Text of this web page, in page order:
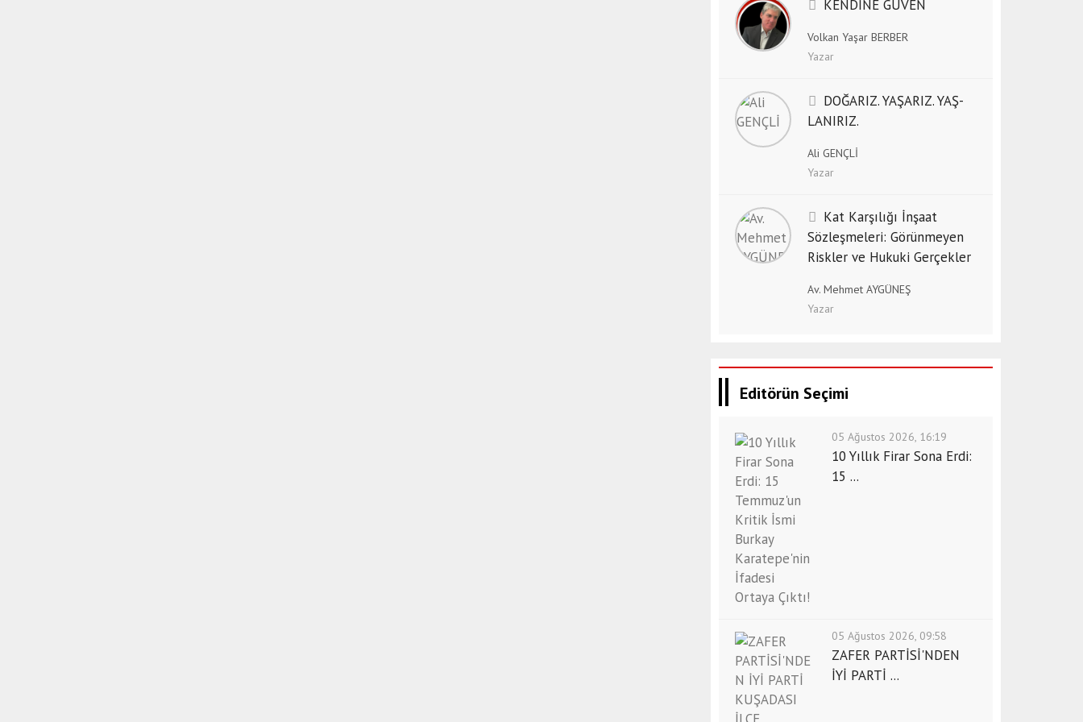
KENDİNE GÜVEN
Volkan Yaşar BERBER
Yazar
DO­ĞA­RIZ. YA­ŞA­RIZ. YAŞ­
LA­NI­RIZ.
Ali GENÇLİ
Yazar
Kat Karşılığı İnşaat
Sözleşmeleri: Görünmeyen
Riskler ve Hukuki Gerçekler
Av. Mehmet AYGÜNEŞ
Yazar
Editörün Seçimi
05 Ağustos 2026, 16:19
10 Yıllık Firar Sona Erdi:
15 ...
05 Ağustos 2026, 09:58
ZAFER PARTİSİ'NDEN
İYİ PARTİ ...